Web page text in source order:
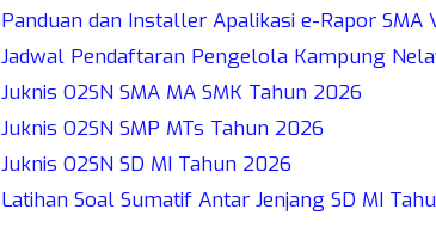
Panduan dan Installer Apalikasi e-Rapor SMA
Jadwal Pendaftaran Pengelola Kampung
Juknis O2SN SMA MA SMK Tahun 2026
Juknis O2SN SMP MTs Tahun 2026
Juknis O2SN SD MI Tahun 2026
Latihan Soal Sumatif Antar Jenjang SD MI